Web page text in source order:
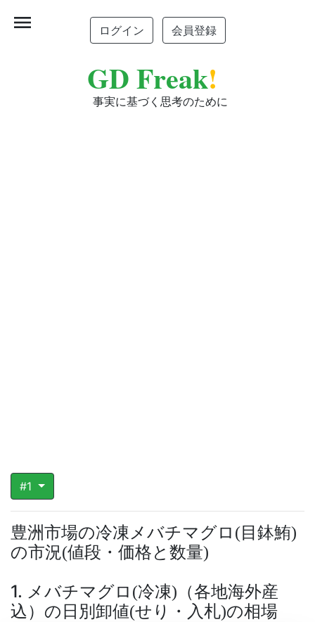
ログイン 会員登録
GD Freak!
事実に基づく思考のために
menu
#1
豊洲市場の冷凍メバチマグロ (目鉢鮪)
の市況(値段・価格と数量)
1. メバチマグロ (冷凍) （各地海外産
込）の日別卸値(せり・入札)の相場